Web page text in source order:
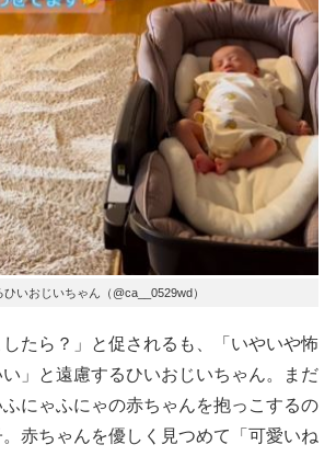
いおじいちゃん（@ca__0529wd）
たら？」と促されるも、「いやいや怖
」と遠慮するひいおじいちゃん。まだ
にゃふにゃの赤ちゃんを抱っこするの
赤ちゃんを優しく見つめて「可愛いね